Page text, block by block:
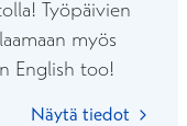
Työpäivien
myös
English too!
Näytä tiedot